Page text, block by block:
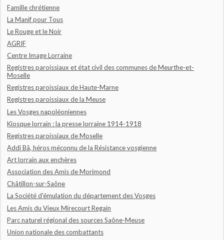
Famille chrétienne
La Manif pour Tous
Le Rouge et le Noir
AGRIF
Centre Image Lorraine
Registres paroissiaux et état civil des communes de Meurthe-et-
Moselle
Registres paroissiaux de Haute-Marne
Registres paroissiaux de la Meuse
Les Vosges napoléoniennes
Kiosque lorrain : la presse lorraine 1914-1918
Registres paroissiaux de Moselle
Addi Bâ, héros méconnu de la Résistance vosgienne
Art lorrain aux enchères
Association des Amis de Morimond
Châtillon-sur-Saône
La Société d'émulation du département des Vosges
Les Amis du Vieux Mirecourt Regain
Parc naturel régional des sources Saône-Meuse
Union nationale des combattants